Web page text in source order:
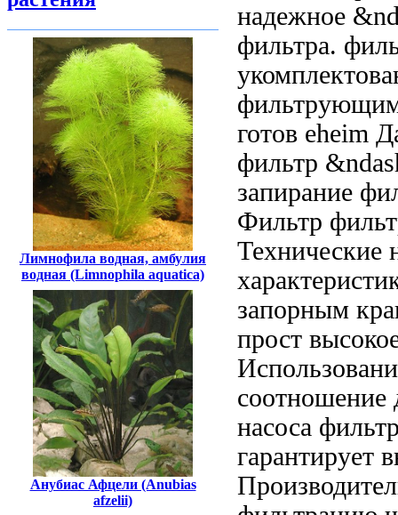
Лимнофила водная, амбулия
водная (Limnophila aquatica)
Анубиас Афцели (Anubias
afzelii)
надежное
фильтра.
готов eheim
фильтр
запирание
Фильтр
Технические
запорным
прост
соотношение
насоса
гарантирует